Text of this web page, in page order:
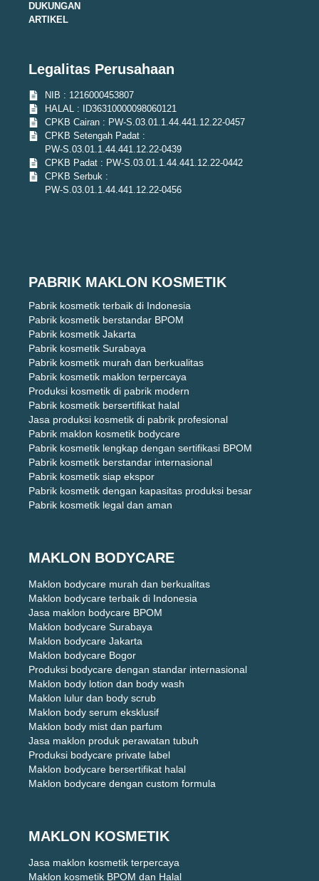
DUKUNGAN
ARTIKEL
Legalitas Perusahaan
NIB : 1216000453807
HALAL : ID36310000098060121
CPKB Cairan : PW-S.03.01.1.44.441.12.22-0457
CPKB Setengah Padat :
PW-S.03.01.1.44.441.12.22-0439
CPKB Padat : PW-S.03.01.1.44.441.12.22-0442
CPKB Serbuk :
PW-S.03.01.1.44.441.12.22-0456
PABRIK MAKLON KOSMETIK
Pabrik kosmetik terbaik di Indonesia
Pabrik kosmetik berstandar BPOM
Pabrik kosmetik Jakarta
Pabrik kosmetik Surabaya
Pabrik kosmetik murah dan berkualitas
Pabrik kosmetik maklon terpercaya
Produksi kosmetik di pabrik modern
Pabrik kosmetik bersertifikat halal
Jasa produksi kosmetik di pabrik profesional
Pabrik maklon kosmetik bodycare
Pabrik kosmetik lengkap dengan sertifikasi BPOM
Pabrik kosmetik berstandar internasional
Pabrik kosmetik siap ekspor
Pabrik kosmetik dengan kapasitas produksi besar
Pabrik kosmetik legal dan aman
MAKLON BODYCARE
Maklon bodycare murah dan berkualitas
Maklon bodycare terbaik di Indonesia
Jasa maklon bodycare BPOM
Maklon bodycare Surabaya
Maklon bodycare Jakarta
Maklon bodycare Bogor
Produksi bodycare dengan standar internasional
Maklon body lotion dan body wash
Maklon lulur dan body scrub
Maklon body serum eksklusif
Maklon body mist dan parfum
Jasa maklon produk perawatan tubuh
Produksi bodycare private label
Maklon bodycare bersertifikat halal
Maklon bodycare dengan custom formula
MAKLON KOSMETIK
Jasa maklon kosmetik terpercaya
Maklon kosmetik BPOM dan Halal